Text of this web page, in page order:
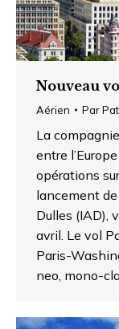
Nouveau
Aérien Par
La
entre
opérations
lancement
Dulles (IAD),
avril. Le vol
Paris-
neo, mono-